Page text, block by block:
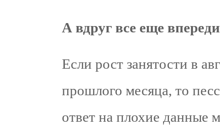
А вдруг все еще
Если рост занятости в
прошлого месяца, то
ответ на плохие данные